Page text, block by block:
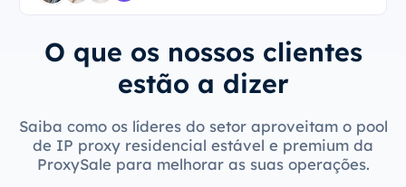
O que os nossos clientes
estão a dizer
Saiba como os líderes do setor aproveitam o pool
de IP proxy residencial estável e premium da
ProxySale para melhorar as suas operações.